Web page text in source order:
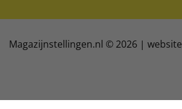
Magazijnstellingen.nl © 2026 | website